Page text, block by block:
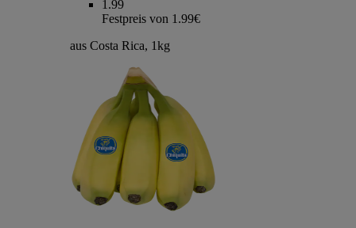
1.99
Festpreis von 1.99€
aus Costa Rica, 1kg